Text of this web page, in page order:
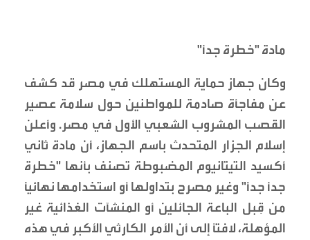
مادة "خطرة جداً"
وكان جهاز حماية المستهلك في مصر قد كشف
عن مفاجأة صادمة للمواطنين حول سلامة عصير
القصب المشروب الشعبي الأول في مصر. وأعلن
إسلام الجزار المتحدث باسم الجهاز، أن مادة ثاني
أكسيد التيتانيوم المضبوطة تصنف بأنها "خطرة
جداً جداً" وغير مصرح بتداولها أو استخدامها نهائياً
من قِبل الباعة الجائلين أو المنشآت الغذائية غير
المؤهلة، لافتاً إلى أن الأمر الكارثي الأكبر في هذه